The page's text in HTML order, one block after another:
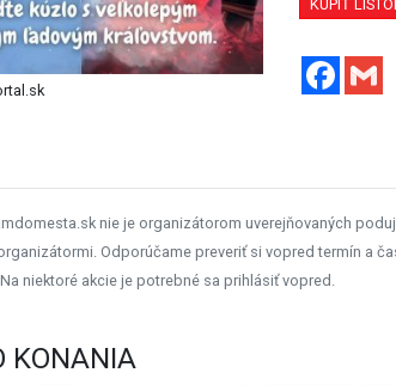
KÚPIŤ
nie je organizátorom uverejňovaných
Odporúčame preveriť si vopred termín a
niektoré akcie je potrebné sa prihlásiť vopred.
KONANIA